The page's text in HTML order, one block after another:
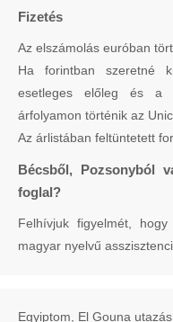
Fizetés
Az elszámolás euróban
Ha forintban szeretné
esetleges előleg és a
árfolyamon történik az
Az árlistában feltüntetett
Bécsből, Pozsonyból
foglal?
Felhívjuk figyelmét,
magyar nyelvű
Egyiptom, El Gouna utazás